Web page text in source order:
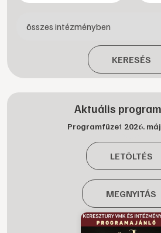
KERESÉS
Aktuális
Programfüzet 2026.
LETÖLTÉS
MEGNYITÁS